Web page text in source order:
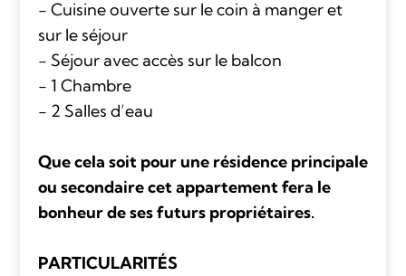
- Cuisine ouverte sur le coin à manger et
sur le séjour
- Séjour avec accès sur le balcon
- 1 Chambre
- 2 Salles d’eau
Que cela soit pour une résidence principale
ou secondaire cet appartement fera le
bonheur de ses futurs propriétaires.
PARTICULARITÉS